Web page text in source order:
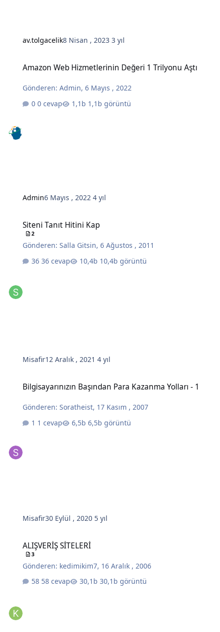
av.tolgacelik8 Nisan , 20233 yıl
Amazon Web Hizmetlerinin Değeri 1 Trilyonu Aştı
Gönderen:Admin,6 Mayıs , 2022
0 cevap
1,1b görüntü
Admin6 Mayıs , 20224 yıl
Siteni Tanıt Hitini Kap
2
Gönderen:Salla Gitsin,6 Ağustos , 2011
36 cevap
10,4b görüntü
Misafir12 Aralık , 20214 yıl
Bilgisayarınızın Başından Para Kazanma Yolları - 1
Gönderen:Soratheist, 17 Kasım , 2007
1 cevap
6,5b görüntü
Misafir30 Eylül , 2020 5 yıl
ALIŞVERİŞ SİTELERİ
3
Gönderen: kedimikim7, 16 Aralık , 2006
58 cevap
30,1b görüntü